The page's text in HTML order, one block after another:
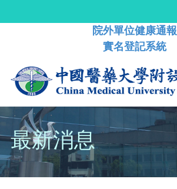
院外單位健康通報
實名登記系統
最新消息